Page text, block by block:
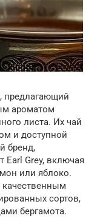
предлагающий
ароматом
листа. Их чай
и доступной
бренд,
Grey, включая
или яблоко.
качественным
сортов,
бергамота.